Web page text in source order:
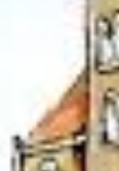
3장에서 두 가지 핵심
협 속에서 교회가 굳
합니다. 1. 🚨 외부가
해뿐 아니라, 더욱
있을 것임을 예고합
작된 악덕의 목록 (딤
통하는 때가 이르러